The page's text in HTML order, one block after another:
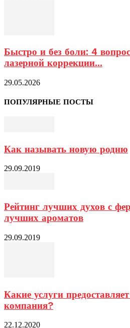
Быстро и без боли: 4
лазерной коррекции...
29.05.2026
ПОПУЛЯРНЫЕ ПОСТЫ
Как называть новую родню
29.09.2019
Рейтинг лучших духов с
лучших ароматов
29.09.2019
Какие услуги
компания?
22.12.2020